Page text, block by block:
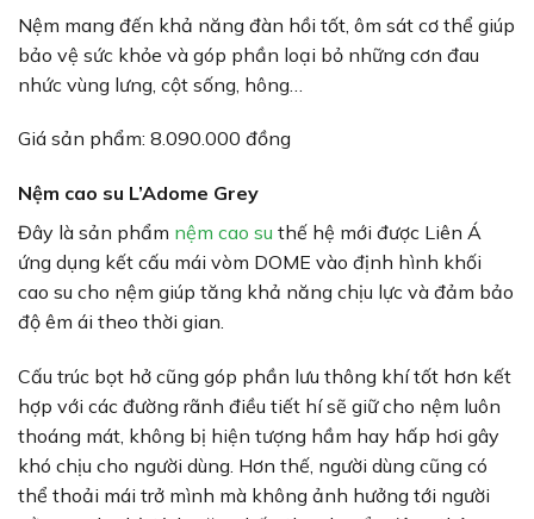
Nệm mang đến khả năng đàn hồi tốt, ôm sát cơ thể giúp
bảo vệ sức khỏe và góp phần loại bỏ những cơn đau
nhức vùng lưng, cột sống, hông…
Giá sản phẩm: 8.090.000 đồng
Nệm cao su L’Adome Grey
Đây là sản phẩm nệm cao su thế hệ mới được Liên Á
ứng dụng kết cấu mái vòm DOME vào định hình khối
cao su cho nệm giúp tăng khả năng chịu lực và đảm bảo
độ êm ái theo thời gian.
Cấu trúc bọt hở cũng góp phần lưu thông khí tốt hơn kết
hợp với các đường rãnh điều tiết hí sẽ giữ cho nệm luôn
thoáng mát, không bị hiện tượng hầm hay hấp hơi gây
khó chịu cho người dùng. Hơn thế, người dùng cũng có
thể thoải mái trở mình mà không ảnh hưởng tới người